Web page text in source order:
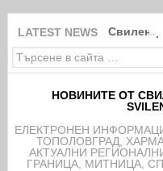
LATEST NEWS
НОВИНИТЕ ОТ
EЛЕКТРОНЕН
ТОПОЛОВГРАД,
АКТУАЛНИ
ГРАНИЦА, МИТНИЦА,